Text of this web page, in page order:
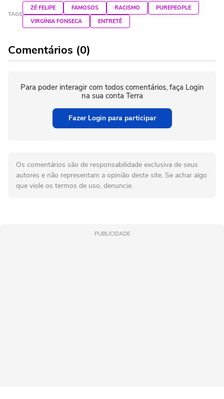
TAGS
ZÉ FELIPE FAMOSOS RACISMO
PUREPEOPLE
VIRGÍNIA FONSECA
ENTRETÊ
Comentários (0)
Para poder interagir com todos comentários, faça Login
na sua conta Terra
Fazer Login para participar
Os comentários são de responsabilidade exclusiva de seus
autores e não representam a opinião deste site. Se achar algo
que viole os termos de uso, denuncie.
PUBLICIDADE